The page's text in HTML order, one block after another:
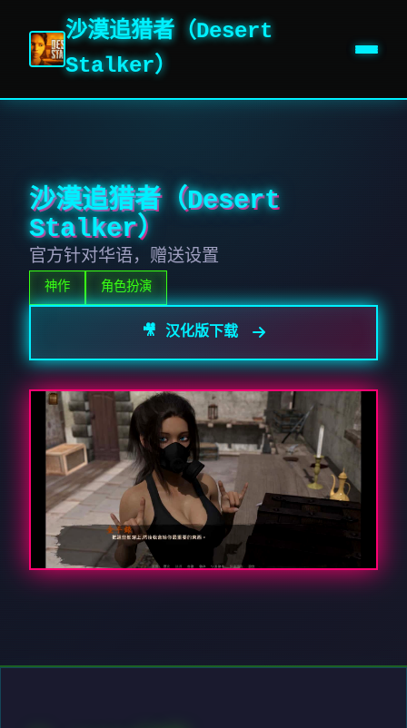
沙漠追猎者（Desert
Stalker）
沙漠追猎者（Desert
Stalker）
官方针对华语，赠送设置
神作 角色扮演
🎥 汉化版下载